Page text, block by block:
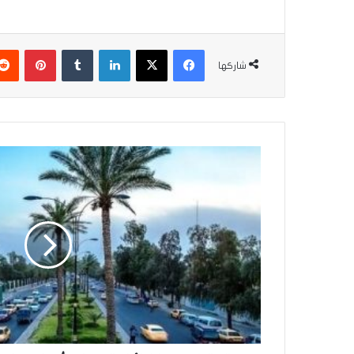
شاركها
فيسبوك
‫X لينكدإن
المقبلة..
أجواء
متباينة
وتفاوت
في
درجات
الحرارة